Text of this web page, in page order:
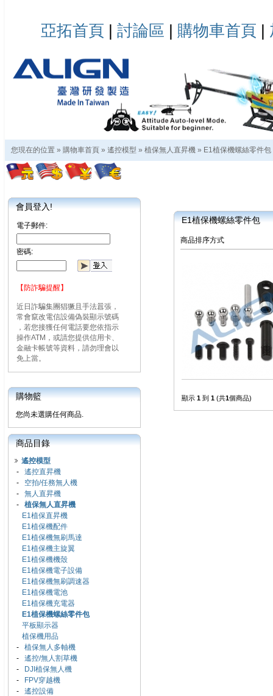
亞拓首頁 | 討論區 | 購物車首頁 |
您現在的位置 » 購物車首頁 » 遙控模型 » 植保無人直昇機 » E1植保機螺絲零件包
會員登入!
電子郵件:
密碼:
【防詐騙提醒】
近日詐騙集團猖獗且手法囂張，
常會竄改電信設備偽裝顯示號碼
，若您接獲任何電話要您依指示
操作ATM，或請您提供信用卡、
金融卡帳號等資料，請勿理會以
免上當。
購物籃
您尚未選購任何商品.
商品目錄
遙控模型
- 遙控直昇機
- 空拍/任務無人機
- 無人直昇機
- 植保無人直昇機
E1植保直昇機
E1植保機配件
E1植保機無刷馬達
E1植保機主旋翼
E1植保機機殼
E1植保機電子設備
E1植保機無刷調速器
E1植保機電池
E1植保機充電器
E1植保機螺絲零件包
平板顯示器
植保機用品
- 植保無人多軸機
- 遙控/無人割草機
-
DJI植保無人機
-
FPV穿越機
- 遙控設備
E1植保機螺絲零件包
商品排序方式
顯示 1 到 1 (共1個商品)